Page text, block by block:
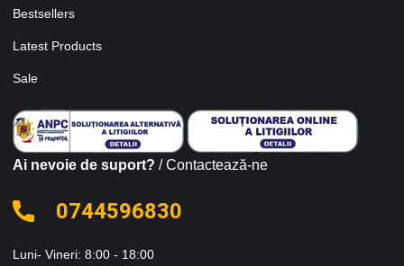
Bestsellers
Latest Products
Sale
Ai nevoie de suport? / Contactează-ne
0744596830
Luni- Vineri: 8:00 - 18:00